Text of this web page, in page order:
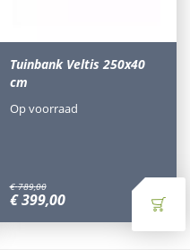
Tuinbank Veltis 250x40
cm
€ 789,00
€ 399,00
Op voorraad